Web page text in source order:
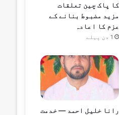
کا پاک چین تعلقات
مزید مضبوط بنانے کے
عزم کا اعادہ
1 دن پہلے
رانا خلیل احمد — خدمت